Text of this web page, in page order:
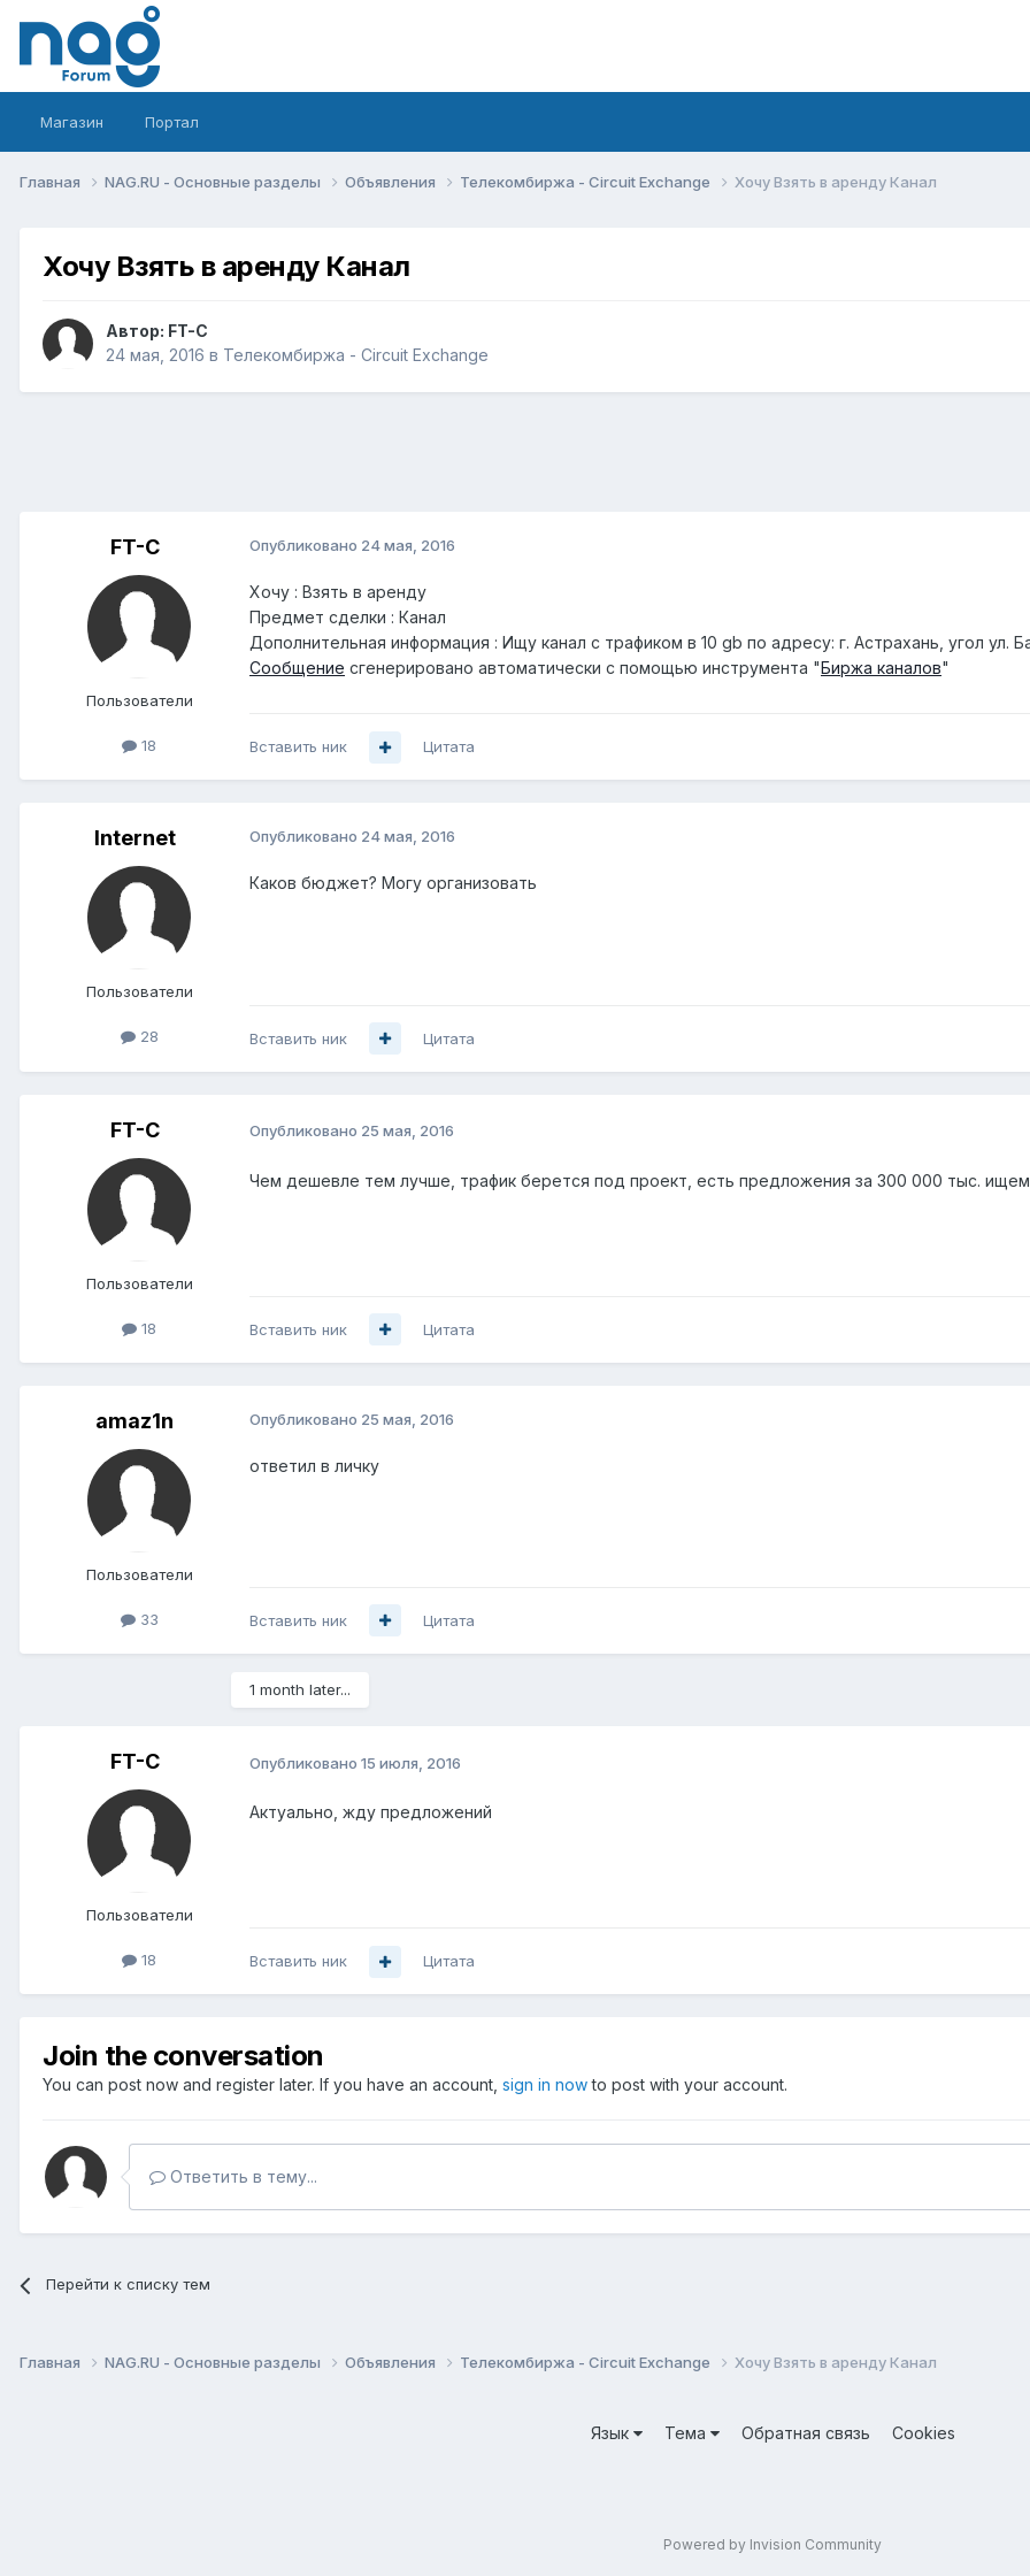
Магазин Портал
Главная NAG.RU - Основные разделы Объявления Телекомбиржа - Circuit Exchange Хочу Взять в аренду Канал
Хочу Взять в аренду Канал
Автор: FT-C
24 мая, 2016 в Телекомбиржа - Circuit Exchange
FT-C
Пользователи
18
Опубликовано 24 мая, 2016
Хочу : Взять в аренду
Предмет сделки : Канал
Дополнительная информация : Ищу канал с трафиком в 10 gb по адресу: г. Астрахань, угол ул.
Сообщение сгенерировано автоматически с помощью инструмента "Биржа каналов"
Вставить ник Цитата
Internet
Пользователи
28
Опубликовано 24 мая, 2016
Каков бюджет? Могу организовать
Вставить ник Цитата
FT-C
Пользователи
18
Опубликовано 25 мая, 2016
Чем дешевле тем лучше, трафик берется под проект, есть предложения за 300 000 тыс.
Вставить ник Цитата
amaz1n
Пользователи
33
Опубликовано 25 мая, 2016
ответил в личку
Вставить ник Цитата
1 month later...
FT-C
Пользователи
18
Опубликовано 15 июля, 2016
Актуально, жду предложений
Вставить ник Цитата
Join the conversation
You can post now and register later. If you have an account, sign in nowto post with your account.
Ответить в тему...
Перейти к списку тем
Главная NAG.RU - Основные разделы Объявления Телекомбиржа - Circuit Exchange Хочу Взять в аренду Канал
Язык Тема Обратная связь
Cookies
Powered by Invision Community